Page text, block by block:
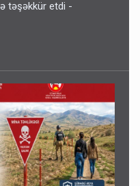
təşəkkür etdi -